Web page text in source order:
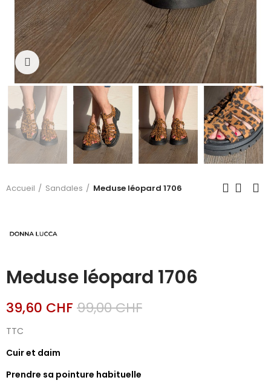
Click to enlarge
Accueil Sandales Meduse léopard 1706
Meduse léopard 1706
39,60 CHF 99,00 CHF
TTC
Cuir et daim
Prendre sa pointure habituelle